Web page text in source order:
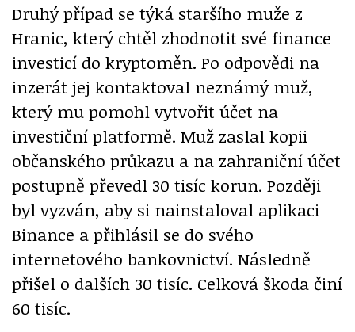
Druhý případ se týká staršího muže z
Hranic, který chtěl zhodnotit své finance
investicí do kryptoměn. Po odpovědi na
inzerát jej kontaktoval neznámý muž,
který mu pomohl vytvořit účet na
investiční platformě. Muž zaslal kopii
občanského průkazu a na zahraniční účet
postupně převedl 30 tisíc korun. Později
byl vyzván, aby si nainstaloval aplikaci
Binance a přihlásil se do svého
internetového bankovnictví. Následně
přišel o dalších 30 tisíc. Celková škoda činí
60 tisíc.